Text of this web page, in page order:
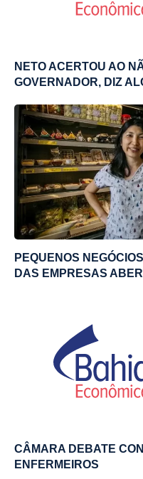
NETO ACERTOU AO
GOVERNADOR, DIZ
PEQUENOS
DAS EMPRESAS
CÂMARA DEBATE
ENFERMEIROS